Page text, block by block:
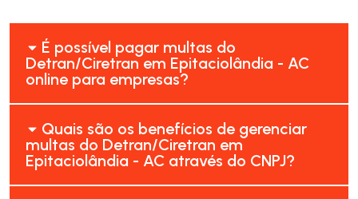
É possível pagar multas do
Detran/Ciretran em Epitaciolândia - AC
online para empresas?
Quais são os benefícios de gerenciar
multas do Detran/Ciretran em
Epitaciolândia - AC através do CNPJ?